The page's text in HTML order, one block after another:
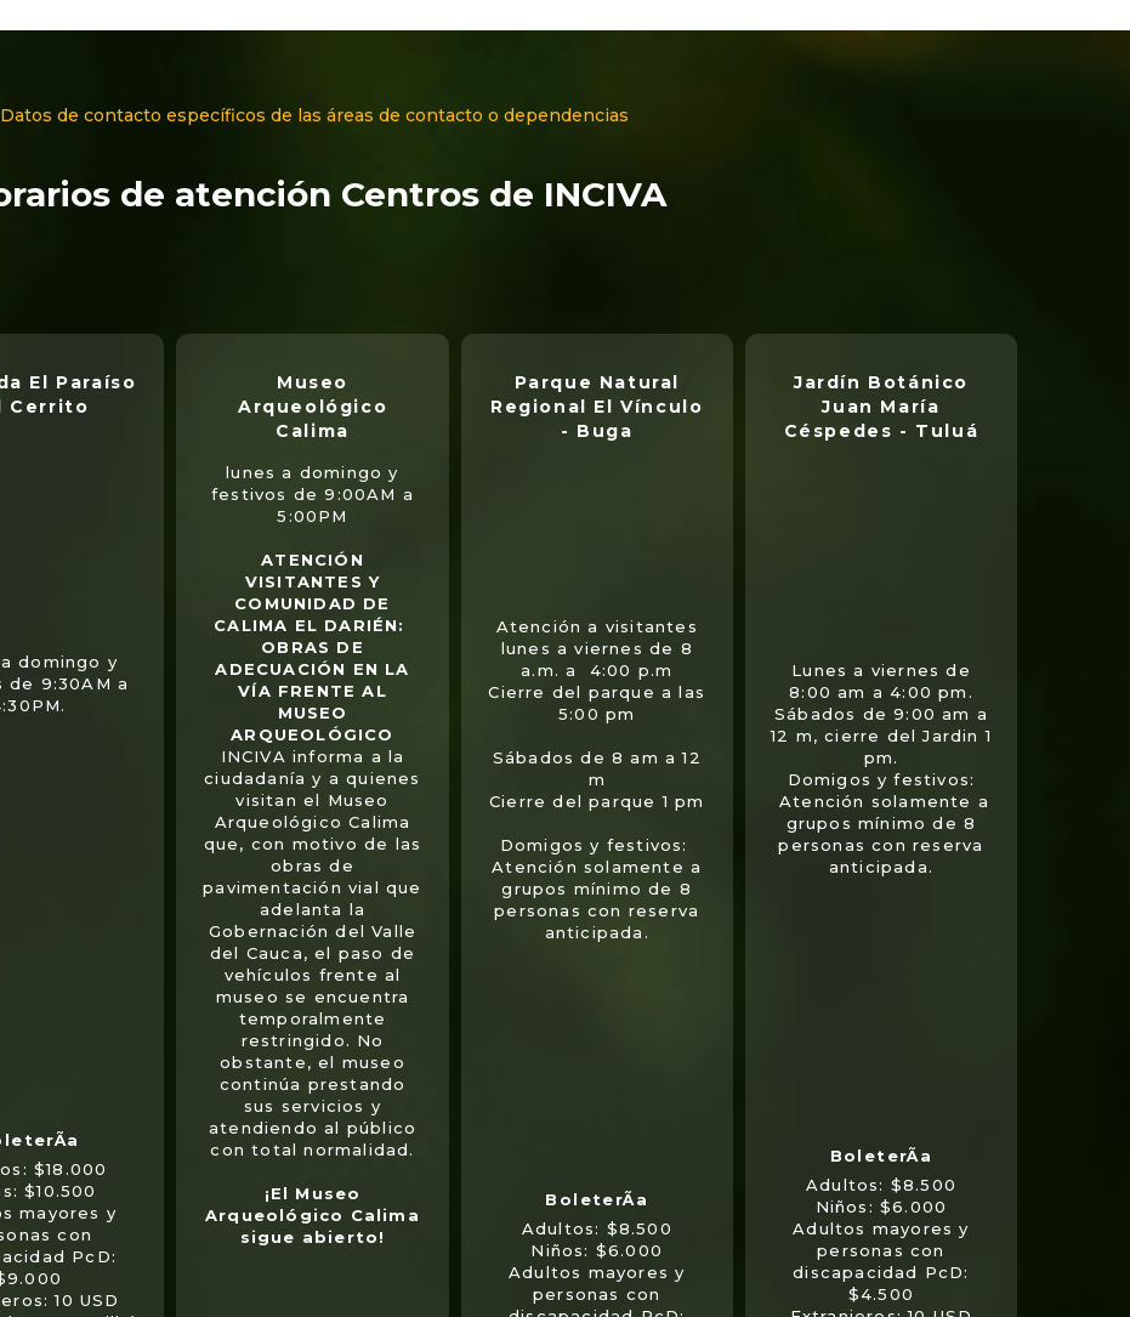
Datos de contacto específicos de las áreas de contacto o dependencias
de atención Centros de INCIVA
El Paraíso
Cerrito
domingo y
de 9:30AM a
$18.000
$10.500
mayores y
con
PcD:
10 USD
Museo
Arqueológico
Calima
lunes a domingo y
festivos de 9:00AM a
5:00PM
ATENCIÓN
VISITANTES Y
COMUNIDAD DE
CALIMA EL DARIÉN:
OBRAS DE
ADECUACIÓN EN LA
VÍA FRENTE AL
MUSEO
ARQUEOLÓGICO
INCIVA informa a la
ciudadanía y a quienes
visitan el Museo
Arqueológico Calima
que, con motivo de las
obras de
pavimentación vial que
adelanta la
Gobernación del Valle
del Cauca, el paso de
vehículos frente al
museo se encuentra
temporalmente
restringido. No
obstante, el museo
continúa prestando
sus servicios y
atendiendo al público
con total normalidad.
¡El Museo
Arqueológico Calima
sigue abierto!
Parque Natural
Regional El Vínculo
- Buga
Atención a visitantes
lunes a viernes de 8
a.m. a 4:00 p.m
Cierre del parque a las
5:00 pm
Sábados de 8 am a 12
m
Cierre del parque 1 pm
Domigos y festivos:
Atención solamente a
grupos mínimo de 8
personas con reserva
anticipada.
Adultos: $8.500
Niños: $6.000
Adultos mayores y
personas con
Jardín Botánico
Juan María
Céspedes - Tuluá
Lunes a viernes de
8:00 am a 4:00 pm.
Sábados de 9:00 am a
12 m, cierre del Jardin 1
pm.
Domigos y festivos:
Atención solamente a
grupos mínimo de 8
personas con reserva
anticipada.
Adultos: $8.500
Niños: $6.000
Adultos mayores y
personas con
discapacidad PcD:
$4.500